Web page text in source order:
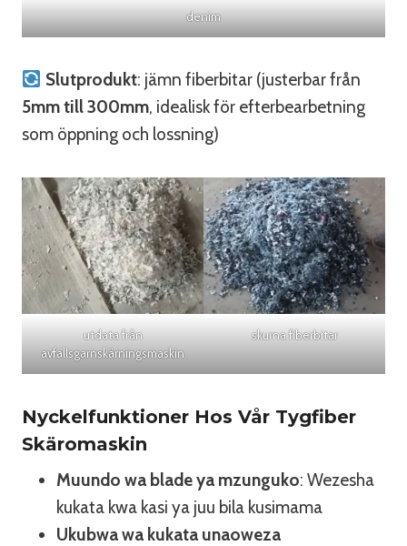
denim
Slutprodukt: jämn fiberbitar (justerbar från
5mm till 300mm, idealisk för efterbearbetning
som öppning och lossning)
utdata från
avfallsgarnskärningsmaskin
skurna fiberbitar
Nyckelfunktioner Hos Vår Tygfiber
Skäromaskin
Muundo wa blade ya mzunguko: Wezesha
kukata kwa kasi ya juu bila kusimama
Ukubwa wa kukata unaoweza